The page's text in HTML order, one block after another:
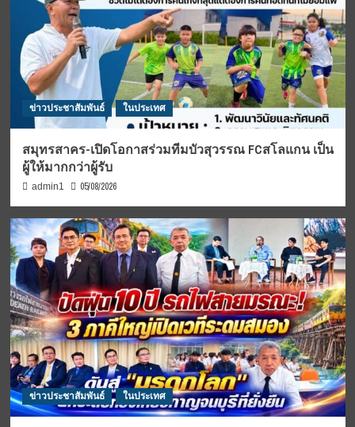
ข่าวประชาสัมพันธ์ ในประเทศ
สมุทรสาคร-เปิดโอกาสร่วมทีมบัวสุวรรณ FCสโลแกน เป็น
ผู้ให้มากกว่าผู้รับ
admin1 05/08/2026
ข่าวประชาสัมพันธ์ ในประเทศ